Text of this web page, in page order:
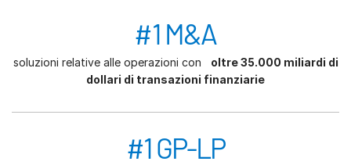
#1 M&A
soluzioni relative alle operazioni con oltre 35.000 miliardi di
dollari di transazioni finanziarie
#1 GP-LP